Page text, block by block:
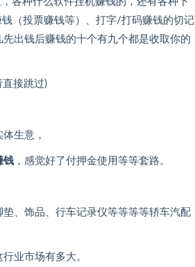
（投票赚钱等）、打字/打码赚钱的切记
出钱后赚钱的十个有九个都是收取你的
接跳过)
生意，
钱 ，感觉好了付押金使用等等套路。
、饰品、行车记录仪等等等等轿车汽配
业市场有多大。